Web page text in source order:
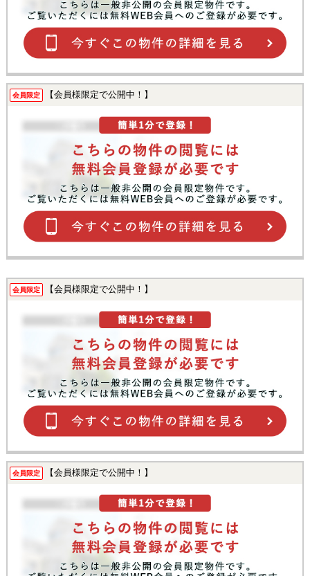
会員限定 【会員様限定で公開中！】
会員限定 【会員様限定で公開中！】
会員限定 【会員様限定で公開中！】